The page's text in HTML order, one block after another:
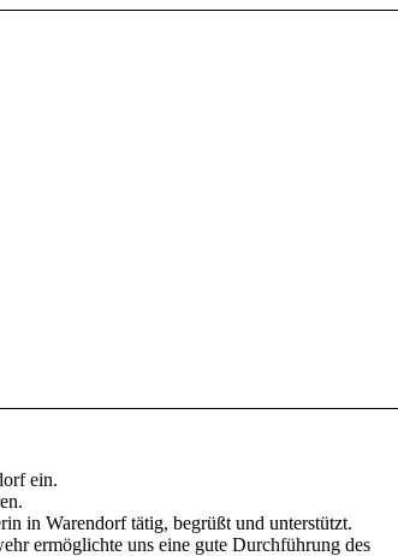
ein.
in Warendorf tätig, begrüßt und unterstützt.
ermöglichte uns eine gute Durchführung des